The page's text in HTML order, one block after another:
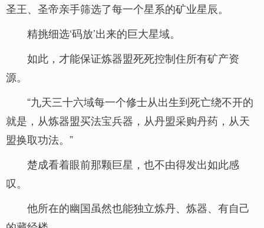
圣王、圣帝亲手筛选了每一个星系的矿业星辰。
精挑细选‘码放’出来的巨大星域。
如此，才能保证炼器盟死死控制住所有矿产资
源。
“九天三十六域每一个修士从出生到死亡绕不开的
就是，从炼器盟买法宝兵器，从丹盟采购丹药，从天
盟换取功法。”
楚成看着眼前那颗巨星，也不由得发出如此感
叹。
他所在的幽国虽然也能独立炼丹、炼器、有自己